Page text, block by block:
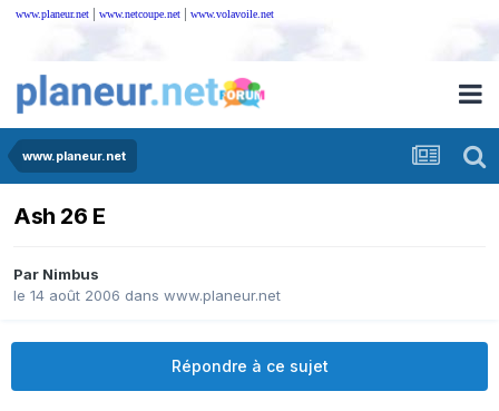
www.planeur.net | www.netcoupe.net | www.volavoile.net
www.planeur.net
Ash 26 E
Par Nimbus
le 14 août 2006 dans www.planeur.net
Répondre à ce sujet